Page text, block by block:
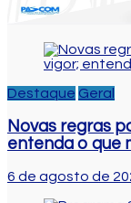
Destaque Geral
Novas regras
entenda o que
6 de agosto de